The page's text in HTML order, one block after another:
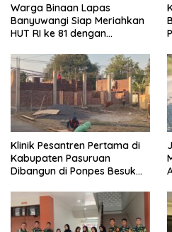
Warga Binaan Lapas
Banyuwangi Siap Meriahkan
HUT RI ke 81 dengan
Klinik Pesantren Pertama di
Kabupaten Pasuruan
Dibangun di Ponpes Besuk
Kesehatan Santri